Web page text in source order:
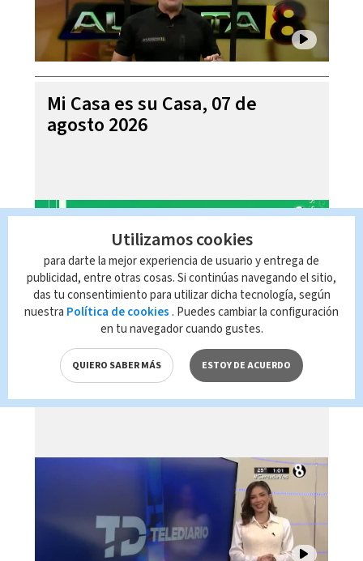
Mi Casa es su Casa, 07 de
agosto 2026
Telediario En Directo con Paula
Brenes, 07 de agosto 2026
Utilizamos cookies
para darte la mejor experiencia de usuario y entrega de
publicidad, entre otras cosas. Si continúas navegando el sitio,
das tu consentimiento para utilizar dicha tecnología, según
nuestra Política de cookies . Puedes cambiar la configuración
en tu navegador cuando gustes.
QUIERO SABER MÁS ESTOY DE ACUERDO